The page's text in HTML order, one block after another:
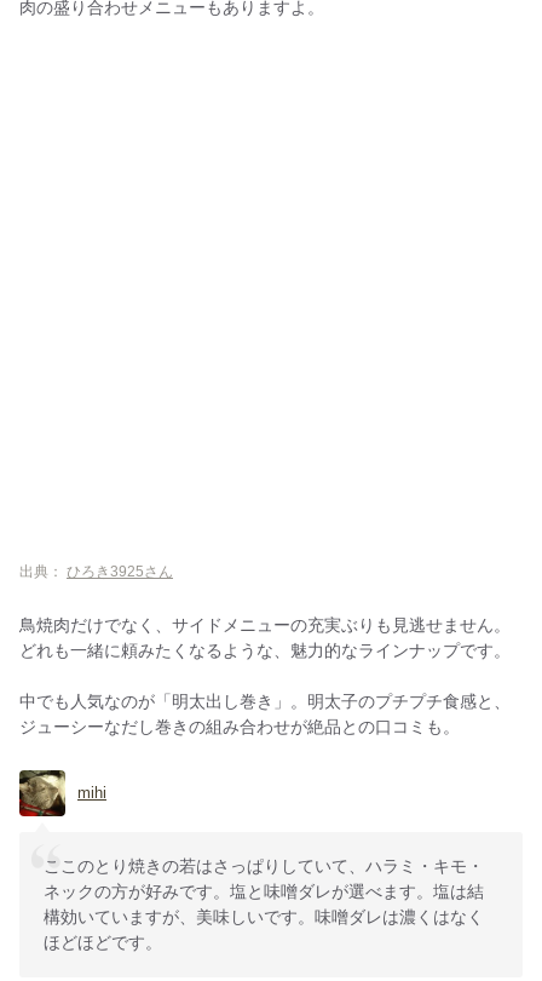
肉の盛り合わせメニューもありますよ。
出典： ひろき3925さん
鳥焼肉だけでなく、サイドメニューの充実ぶりも見逃せません。
どれも一緒に頼みたくなるような、魅力的なラインナップです。
中でも人気なのが「明太出し巻き」。明太子のプチプチ食感と、
ジューシーなだし巻きの組み合わせが絶品との口コミも。
mihi
ここのとり焼きの若はさっぱりしていて、ハラミ・キモ・
ネックの方が好みです。塩と味噌ダレが選べます。塩は結
構効いていますが、美味しいです。味噌ダレは濃くはなく
ほどほどです。